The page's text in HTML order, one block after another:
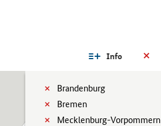
Info
Brandenburg
Bremen
Mecklenburg-Vorpommern